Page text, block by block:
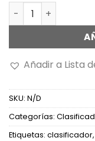
Clasificador DIN
Añadir a Lista
SKU: N/D
Categorías:
Etiquetas: clasificador,